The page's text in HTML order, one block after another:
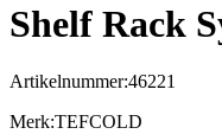
Shelf Rack
Artikelnummer:46221
Merk:TEFCOLD